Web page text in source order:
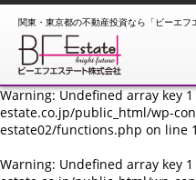
Warning: Undefined array key
estate.co.jp/public_html/wp-
estate02/functions.php
Warning: Undefined array key
estate.co.jp/public_html/wp-
estate02/functions.php on line
Warning: Undefined array key
関東・東京都の不動産投資なら「ビーエフ